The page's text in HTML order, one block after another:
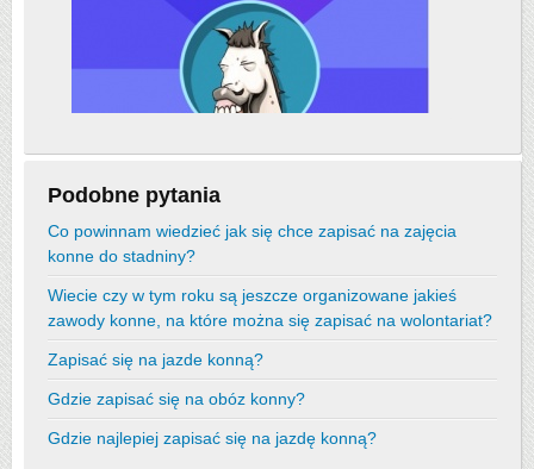
Podobne pytania
Co powinnam wiedzieć jak się chce zapisać na zajęcia
konne do stadniny?
Wiecie czy w tym roku są jeszcze organizowane jakieś
zawody konne, na które można się zapisać na wolontariat?
Zapisać się na jazde konną?
Gdzie zapisać się na obóz konny?
Gdzie najlepiej zapisać się na jazdę konną?